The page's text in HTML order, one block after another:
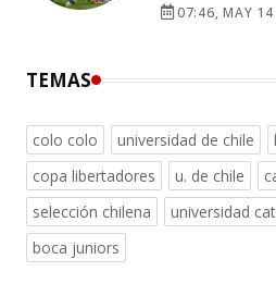
07:46, MAY
TEMAS
colo colo universidad de chile
copa libertadores
u. de chile
selección chilena
universidad
boca juniors